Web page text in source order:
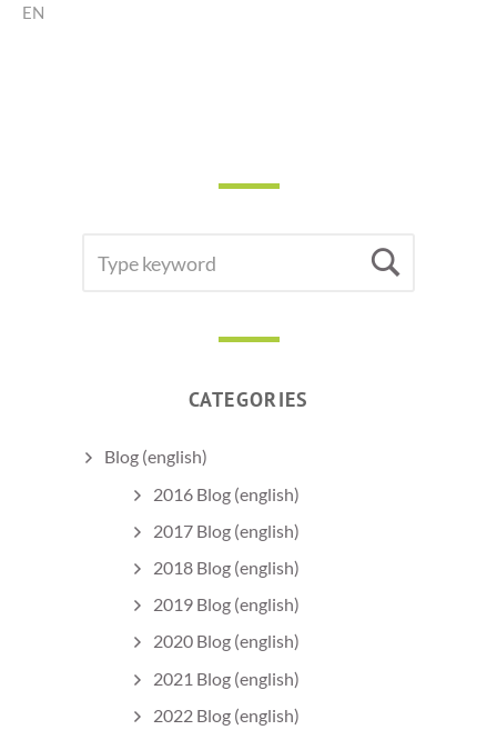
post:
EN
FOR:
CATEGORIES
Blog (english)
2016 Blog (english)
2017 Blog (english)
2018 Blog (english)
2019 Blog (english)
2020 Blog (english)
2021 Blog (english)
2022 Blog (english)